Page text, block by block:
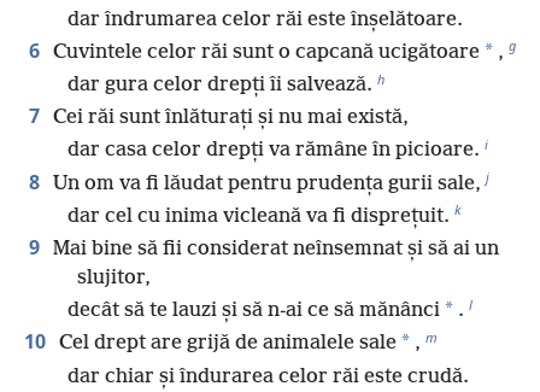
dar îndrumarea celor răi este înșelătoare.
6 Cuvintele celor răi sunt o capcană ucigătoare * , g
dar gura celor drepți îi salvează. h
7 Cei răi sunt înlăturați și nu mai există,
dar casa celor drepți va rămâne în picioare. i
8 Un om va fi lăudat pentru prudența gurii sale, j
dar cel cu inima vicleană va fi disprețuit. k
9 Mai bine să fii considerat neînsemnat și să ai un
slujitor,
decât să te lauzi și să n-ai ce să mănânci * . l
10 Cel drept are grijă de animalele sale * , m
dar chiar și îndurarea celor răi este crudă.